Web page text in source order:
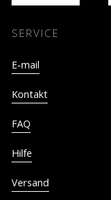
SERVICE
E-mail
Kontakt
FAQ
Hilfe
Versand